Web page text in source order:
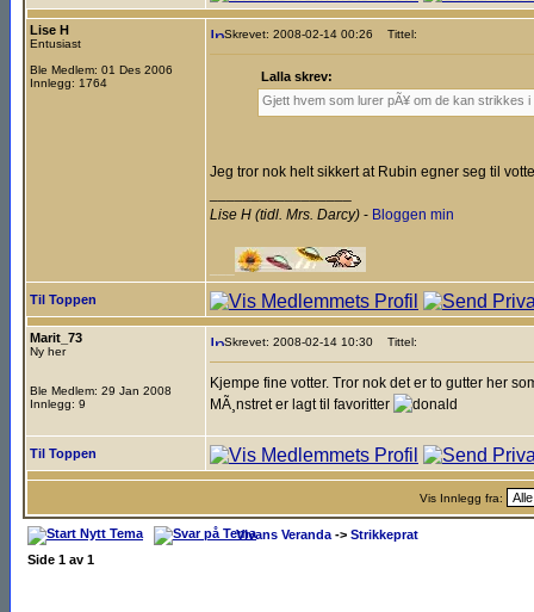
Lise H
Entusiast
Ble Medlem: 01 Des 2006
Innlegg: 1764
Skrevet: 2008-02-14 00:26 Tittel:
Lalla skrev:
Gjett hvem som lurer pÃ¥ om de kan strikkes
Jeg tror nok helt sikkert at Rubin egner seg til
Lise H (tidl. Mrs. Darcy) - Bloggen min
Til Toppen
Marit_73
Ny her
Ble Medlem: 29 Jan 2008
Innlegg: 9
Skrevet: 2008-02-14 10:30 Tittel:
Kjempe fine votter. Tror nok det er to gutter her
MÃ¸nstret er lagt til favoritter
Til Toppen
Vis Innlegg fra:
Vivans Veranda -> Strikkeprat
Side 1 av 1